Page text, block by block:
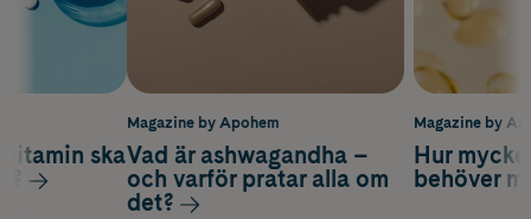
Magazine by
Hur
behöver
ska
Magazine by Apohem
Vad är ashwagandha –
och varför pratar alla om
det?